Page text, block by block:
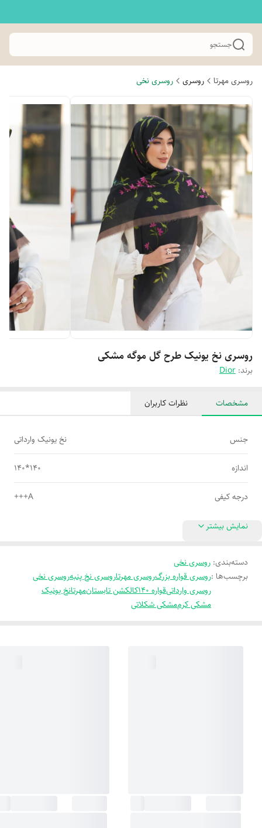
جستجو
روسری مهرتا روسری روسری نخی
روسری نخ یونیک طرح گل موگه مشکی
برند: Dior
مشخصات نظرات کاربران
جنس نخ یونیک وارداتی
اندازه 140*140
درجه کیفی A+++
نمایش بیشتر
دسته‌بندی: روسری نخی
برچسب‌ها :روسری قواره بزرگروسری مهرتاروسری نخ پنبهروسری نخی
روسری وارداتیقواره 140 کالکشن تابستانمهرتانخ یونیک
مشکی کرممشکی شکلاتی